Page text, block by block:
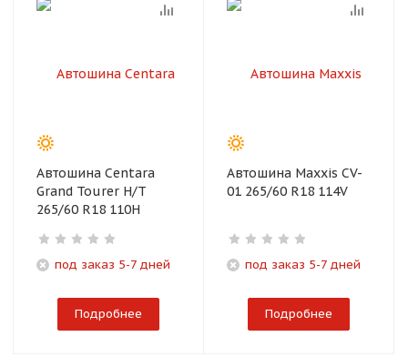
Автошина Centara
Grand Tourer H/T
265/60 R18 110H
под заказ 5-7 дней
Подробнее
Автошина Maxxis CV-
01 265/60 R18 114V
под заказ 5-7 дней
Подробнее